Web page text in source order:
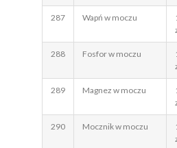
287 Wapń w moczu
288 Fosfor w moczu
289 Magnez w moczu
290 Mocznik w moczu